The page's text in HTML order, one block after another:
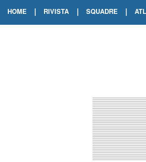
HOME | RIVISTA | SQUADRE |